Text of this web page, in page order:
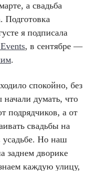
а свадьба
Подготовка
я подписала
, в сентябре —
.
спокойно, без
думать, что
подрядчиков, а от
свадьбы на
усадьбе. Но наш
заднем дворике
каждую улицу,